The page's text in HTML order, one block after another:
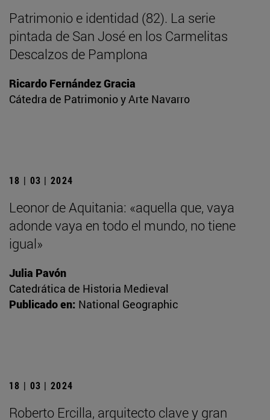
Patrimonio e identidad (82). La serie
pintada de San José en los Carmelitas
Descalzos de Pamplona
Ricardo Fernández Gracia
Cátedra de Patrimonio y Arte Navarro
18 | 03 | 2024
Leonor de Aquitania: «aquella que, vaya
adonde vaya en todo el mundo, no tiene
igual»
Julia Pavón
Catedrática de Historia Medieval
Publicado en: National Geographic
18 | 03 | 2024
Roberto Ercilla, arquitecto clave y gran